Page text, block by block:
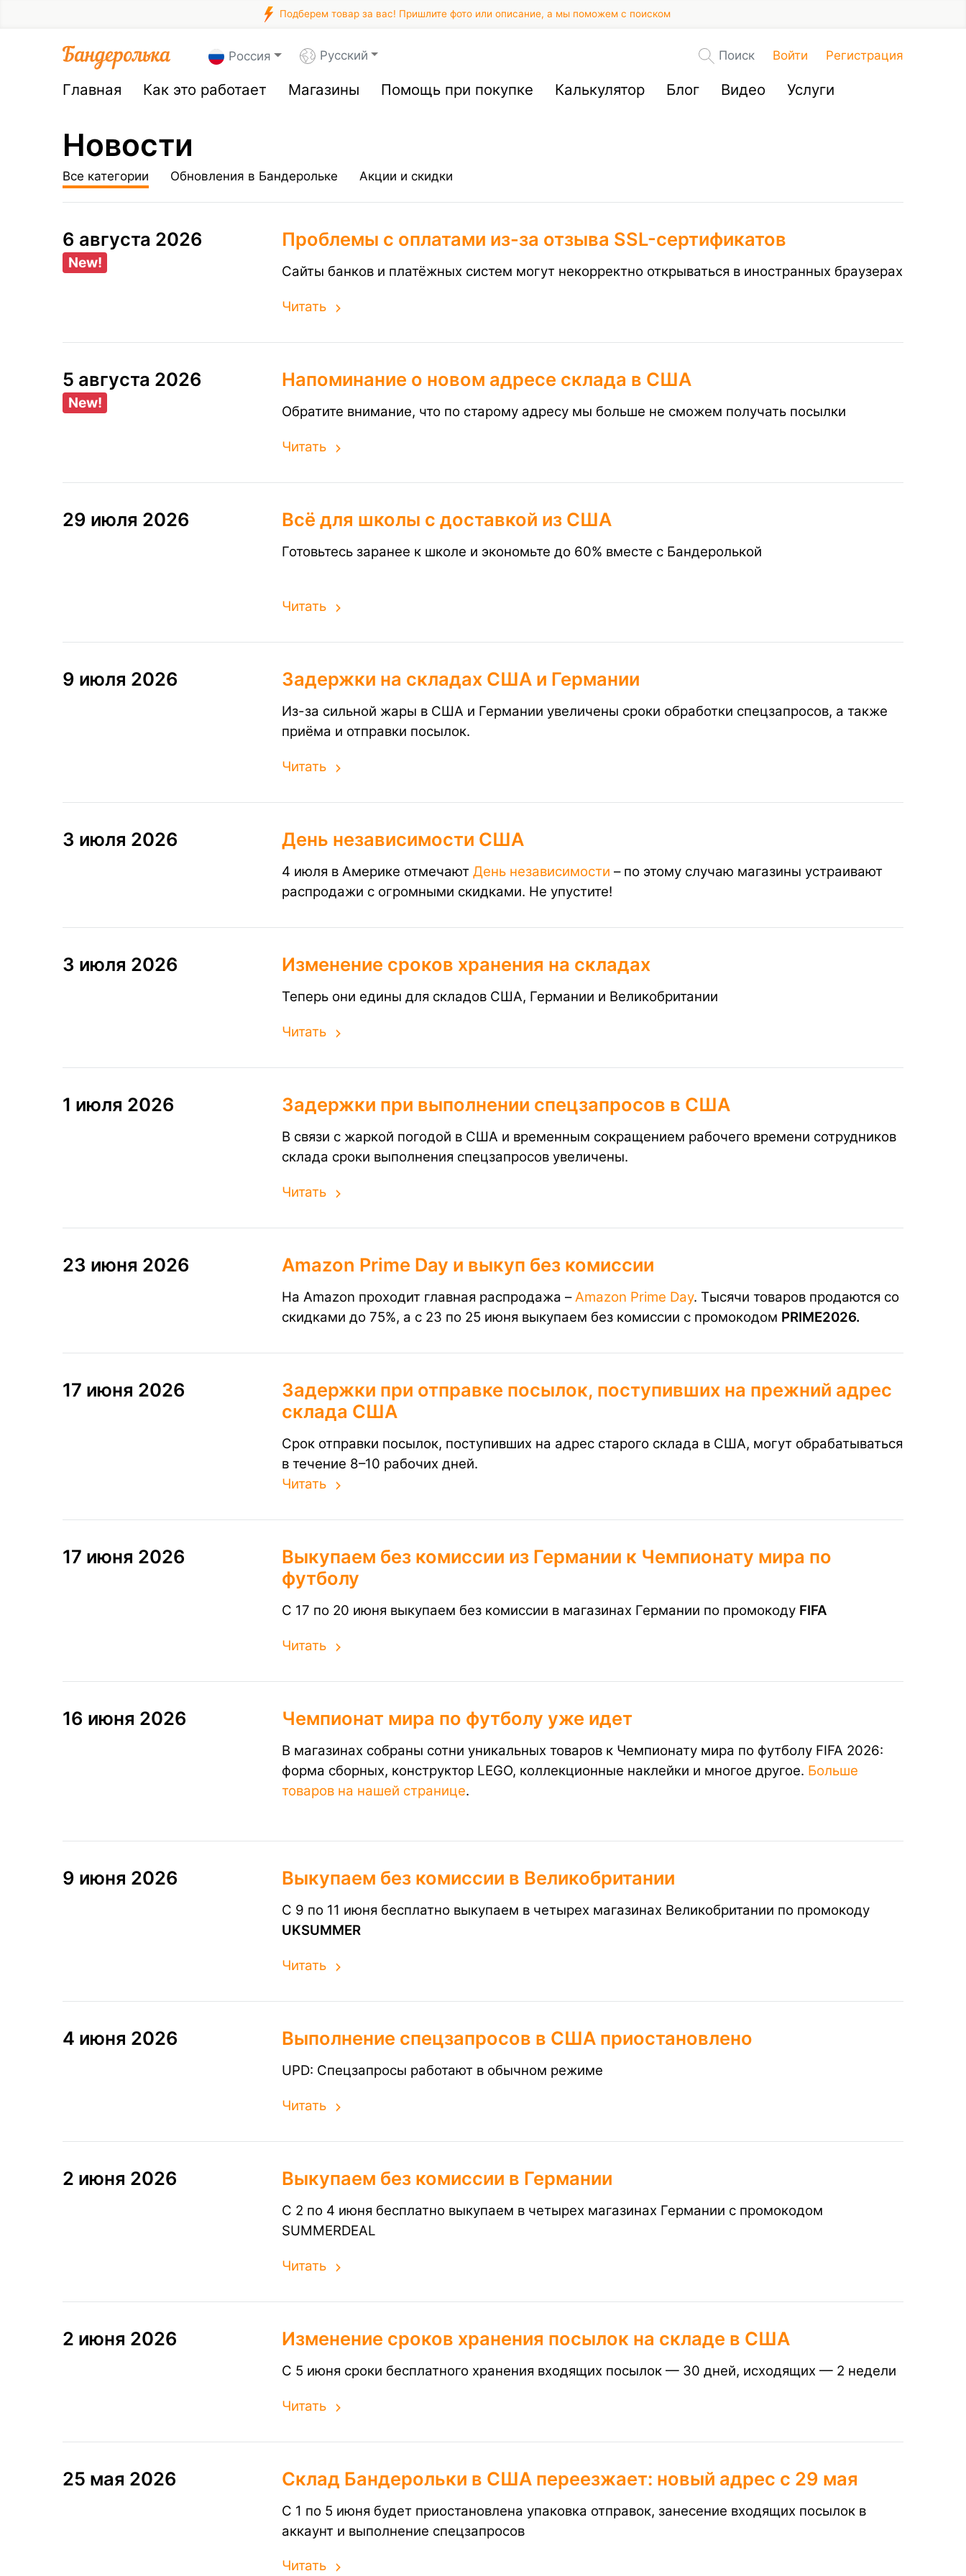
Подберем товар за вас! Пришлите фото или описание, а мы поможем с поиском
Россия Русский Поиск Войти Регистрация
Главная Как это работает Магазины Помощь при покупке Калькулятор Блог Видео Услуги
Новости
Все категории Обновления в Бандерольке Акции и скидки
6 августа 2026
New!
Проблемы с оплатами из-за отзыва SSL-сертификатов
Сайты банков и платёжных систем могут некорректно открываться в иностранных браузерах
Читать
5 августа 2026
New!
Напоминание о новом адресе склада в США
Обратите внимание, что по старому адресу мы больше не сможем получать посылки
Читать
29 июля 2026 Всё для школы с доставкой из США
Готовьтесь заранее к школе и экономьте до 60% вместе с Бандеролькой
Читать
9 июля 2026 Задержки на складах США и Германии
Из-за сильной жары в США и Германии увеличены сроки обработки спецзапросов, а также
приёма и отправки посылок.
Читать
3 июля 2026 День независимости США
4 июля в Америке отмечают День независимости – по этому случаю магазины устраивают
распродажи с огромными скидками. Не упустите!
3 июля 2026 Изменение сроков хранения на складах
Теперь они едины для складов США, Германии и Великобритании
Читать
1 июля 2026 Задержки при выполнении спецзапросов в США
В связи с жаркой погодой в США и временным сокращением рабочего времени сотрудников
склада сроки выполнения спецзапросов увеличены.
Читать
23 июня 2026 Amazon Prime Day и выкуп без комиссии
На Amazon проходит главная распродажа –Amazon Prime Day. Тысячи товаров продаются со
скидками до 75%, а с 23 по 25 июня выкупаем без комиссии с промокодом PRIME2026.
17 июня 2026
Задержки при отправке посылок, поступивших на прежний адрес
склада США
Срок отправки посылок, поступивших на адрес старого склада в США, могут обрабатываться
в течение 8–10 рабочих дней.
Читать
17 июня 2026
Выкупаем без комиссии из Германии к Чемпионату мира по
футболу
C 17 по 20 июня выкупаем без комиссии в магазинах Германии по промокоду FIFA
Читать
16 июня 2026 Чемпионат мира по футболу уже идет
В магазинах собраны сотни уникальных товаров к Чемпионату мира по футболу FIFA 2026:
форма сборных, конструктор LEGO, коллекционные наклейки и многое другое. Больше
товаров на нашей странице.
9 июня 2026 ​Выкупаем без комиссии в Великобритании
С 9 по 11 июня бесплатно выкупаем в четырех магазинах Великобритании по промокоду
UKSUMMER
Читать
4 июня 2026 Выполнение спецзапросов в США приостановлено
UPD: Спецзапросы работают в обычном режиме
Читать
2 июня 2026 Выкупаем без комиссии в Германии
С 2 по 4 июня бесплатно выкупаем в четырех магазинах Германии с промокодом
SUMMERDEAL
Читать
2 июня 2026 Изменение сроков хранения посылок на складе в США
С 5 июня сроки бесплатного хранения входящих посылок — 30 дней, исходящих —2 недели
Читать
25 мая 2026 Склад Бандерольки в США переезжает: новый адрес с 29 мая
С 1 по 5 июня будет приостановлена упаковка отправок, занесение входящих посылок в
аккаунт и выполнение спецзапросов
Читать